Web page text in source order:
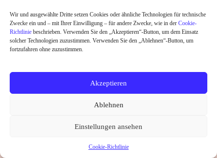
Wir und ausgewählte Dritte setzen Cookies oder ähnliche Technologien für technische
Zwecke ein und – mit Ihrer Einwilligung – für andere Zwecke, wie in der Cookie-
Richtlinie beschrieben. Verwenden Sie den „Akzeptieren“-Button, um dem Einsatz
solcher Technologien zuzustimmen. Verwenden Sie den „Ablehnen“-Button, um
fortzufahren ohne zuzustimmen.
Akzeptieren
Ablehnen
Einstellungen ansehen
Cookie-Richtlinie
HOME
SHOP
ABOUT
Widerrufsrecht Datenschutz AGB
Kontakt
Cookie-Richtlinie (EU)